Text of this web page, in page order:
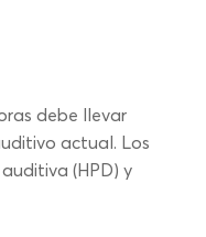
debe llevar
actual. Los
(HPD) y